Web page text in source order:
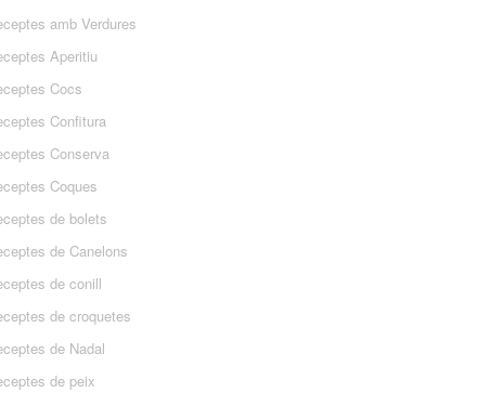
amb Verdures
Aperitiu
Cocs
Confitura
Conserva
Coques
de bolets
de Canelons
de conill
de croquetes
de Nadal
de peix